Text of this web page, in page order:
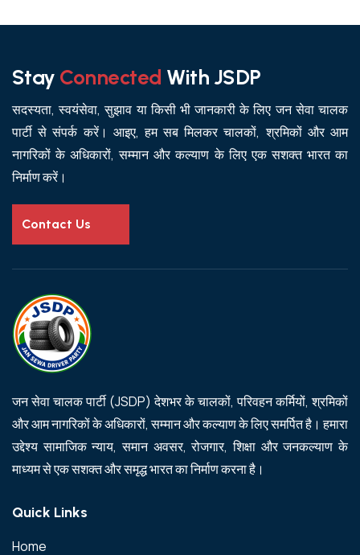
Stay Connected With JSDP
सदस्यता, स्वयंसेवा, सुझाव या किसी भी जानकारी के लिए जन सेवा चालक
पार्टी से संपर्क करें। आइए, हम सब मिलकर चालकों, श्रमिकों और आम
नागरिकों के अधिकारों, सम्मान और कल्याण के लिए एक सशक्त भारत का
निर्माण करें।
Contact Us
जन सेवा चालक पार्टी (JSDP) देशभर के चालकों, परिवहन कर्मियों, श्रमिकों
और आम नागरिकों के अधिकारों, सम्मान और कल्याण के लिए समर्पित है। हमारा
उद्देश्य सामाजिक न्याय, समान अवसर, रोजगार, शिक्षा और जनकल्याण के
माध्यम से एक सशक्त और समृद्ध भारत का निर्माण करना है।
Quick Links
Home